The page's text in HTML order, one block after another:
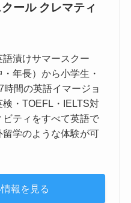
ール クレマティ
漬けサマースクー
年長）から小学生・
間の英語イマージョ
・TOEFL・IELTS対
ティをすべて英語で
学のような体験が可
報を見る